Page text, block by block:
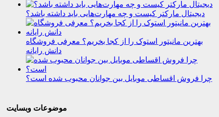
دیجیتال مارکتر کیست و چه مهارت‌هایی باید داشته باشد؟
بهترین مانیتور استوک را از کجا بخریم؟ معرفی فروشگاه
دانش رایانه
چرا فروش اقساطی موبایل بین جوانان محبوب شده است؟
موضوعات وبسایت